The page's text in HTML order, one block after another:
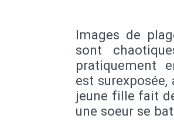
Images de
sont
pratiquement
est
jeune fille fait
une soeur se